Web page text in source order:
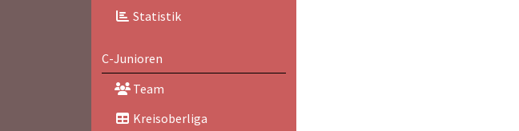
Statistik
C-Junioren
Team
Kreisoberliga